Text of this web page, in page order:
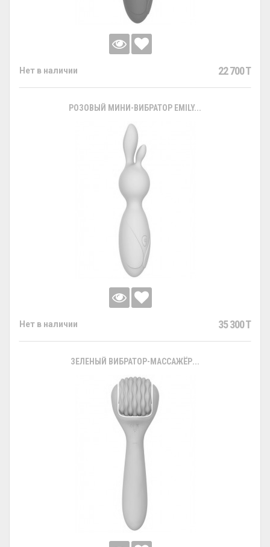
Нет в наличии 22 700 T
РОЗОВЫЙ МИНИ-ВИБРАТОР EMILY...
Нет в наличии 35 300 T
ЗЕЛЕНЫЙ ВИБРАТОР-МАССАЖЁР...